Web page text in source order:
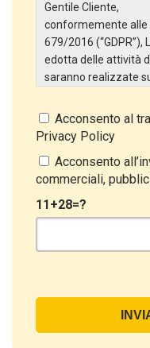
Gentile Cliente,
conformemente alle
679/2016 (“GDPR”),
edotta delle attività
saranno realizzate
particolare:
Titolare del
Il Titolare del
sede in Via Variante
Ariccia (RM).
propri diritti inviando
Oggetto del
di contatto, così
fatturazione, come
Acconsento al
Privacy Policy
Acconsento
commerciali,
11+28=?